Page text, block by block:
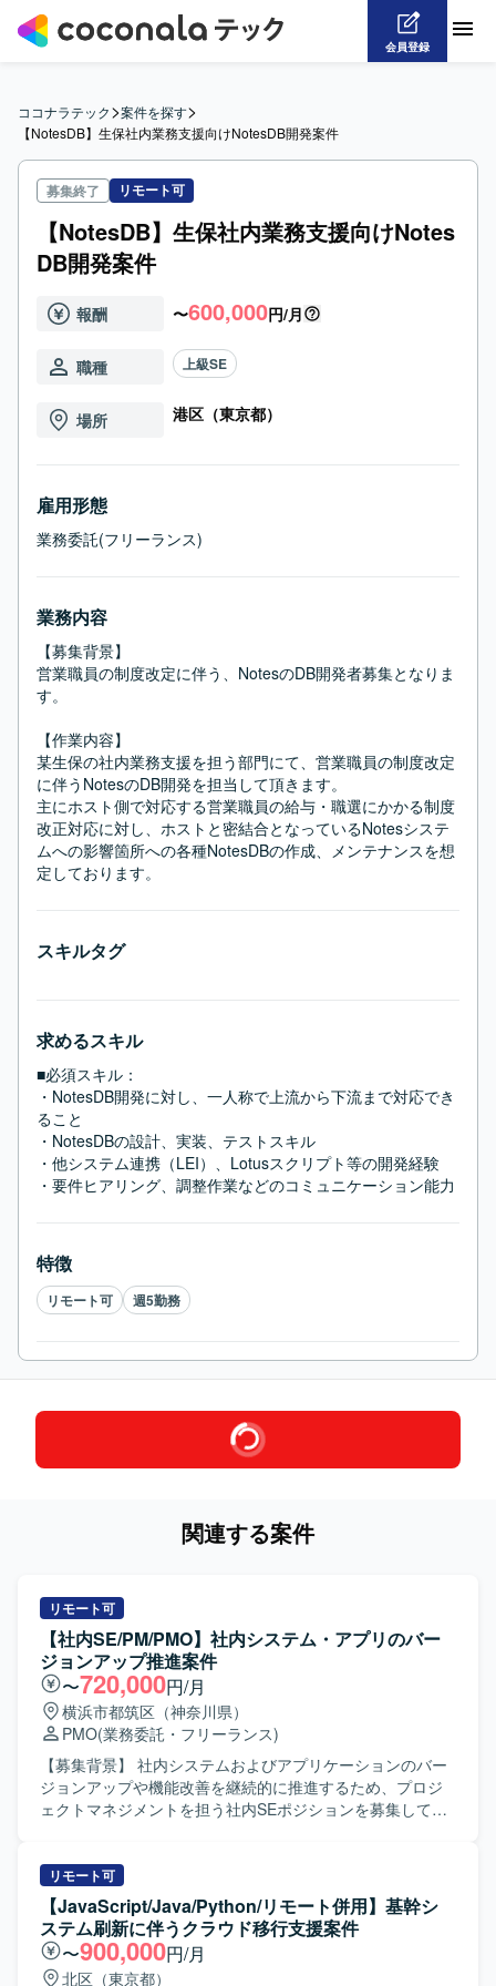
会員登録
ココナラテック>案件を探す>
【NotesDB】生保社内業務支援向けNotesDB開発案件
募集終了 リモート可
【NotesDB】生保社内業務支援向けNotes
DB開発案件
報酬 〜600,000円/月
職種 上級SE
場所 港区（東京都）
雇用形態
業務委託(フリーランス)
業務内容
【募集背景】
営業職員の制度改定に伴う、NotesのDB開発者募集となりま
す。
【作業内容】
某生保の社内業務支援を担う部門にて、営業職員の制度改定
に伴うNotesのDB開発を担当して頂きます。
主にホスト側で対応する営業職員の給与・職選にかかる制度
改正対応に対し、ホストと密結合となっているNotesシステ
ムへの影響箇所への各種NotesDBの作成、メンテナンスを想
定しております。
スキルタグ
求めるスキル
■必須スキル：
・NotesDB開発に対し、一人称で上流から下流まで対応でき
ること
・NotesDBの設計、実装、テストスキル
・他システム連携（LEI）、Lotusスクリプト等の開発経験
・要件ヒアリング、調整作業などのコミュニケーション能力
特徴
リモート可 週5勤務
関連する案件
リモート可
【社内SE/PM/PMO】社内システム・アプリのバー
ジョンアップ推進案件
〜720,000円/月
横浜市都筑区（神奈川県）
PMO(業務委託・フリーランス)
【募集背景】 社内システムおよびアプリケーションのバー
ジョンアップや機能改善を継続的に推進するため、プロジ
ェクトマネジメントを担う社内SEポジションを募集してお
管理、リスク管理などプロジェクトマネジメント全般を担
当して頂きます。 具体的には、RFIやRFPの作成、WBSの
作成・更新、進捗の可視化や課題・リスクの洗い出しおよ
び対策立案を行って頂きます。 また、プロジェクトメンバ
ーとなる社内人員に対して、助言やフォローを行いなが
リモート可
【JavaScript/Java/Python/リモート併用】基幹シ
ステム刷新に伴うクラウド移行支援案件
〜900,000円/月
北区（東京都）